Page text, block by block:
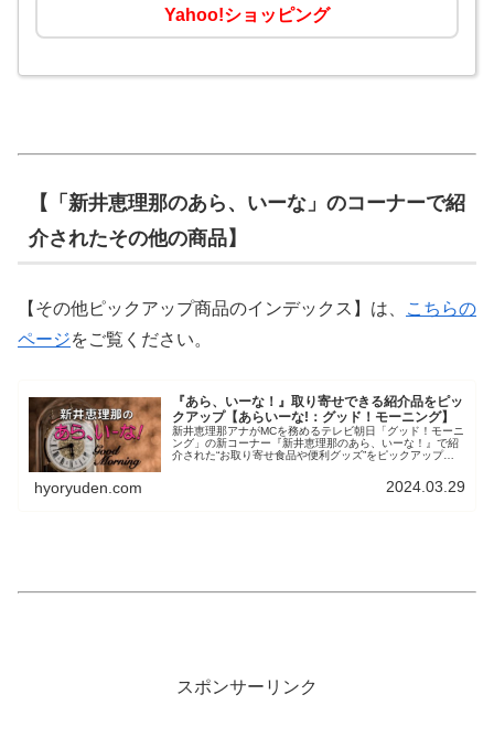
Yahoo!ショッピング
【「新井恵理那のあら、いーな」のコーナーで紹
介されたその他の商品】
【その他ピックアップ商品のインデックス】は、
こちらの
ページをご覧ください。
『あら、いーな！』取り寄せできる紹介品をピッ
クアップ【あらいーな!：グッド！モーニング】
新井恵理那アナがMCを務めるテレビ朝日「グッド！モーニ
ング」の新コーナー『新井恵理那のあら、いーな！』で紹
介された“お取り寄せ食品や便利グッズ”をピックアップし
hyoryuden.com 2024.03.29
スポンサーリンク